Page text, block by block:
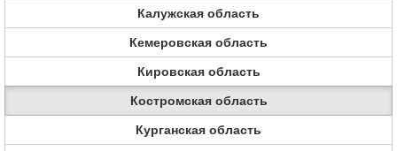
Калужская область
Кемеровская область
Кировская область
Костромская область
Курганская область